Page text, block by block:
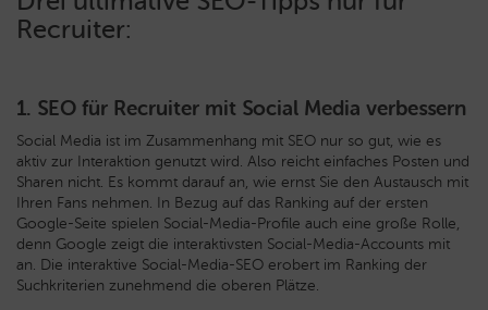
Recruiter:
1. SEO für Recruiter mit Social Media verbessern
Social Media ist im Zusammenhang mit SEO nur so gut, wie es
aktiv zur Interaktion genutzt wird. Also reicht einfaches Posten und
Sharen nicht. Es kommt darauf an, wie ernst Sie den Austausch mit
Ihren Fans nehmen. In Bezug auf das Ranking auf der ersten
Google-Seite spielen Social-Media-Profile auch eine große Rolle,
denn Google zeigt die interaktivsten Social-Media-Accounts mit
an. Die interaktive Social-Media-SEO erobert im Ranking der
Suchkriterien zunehmend die oberen Plätze.